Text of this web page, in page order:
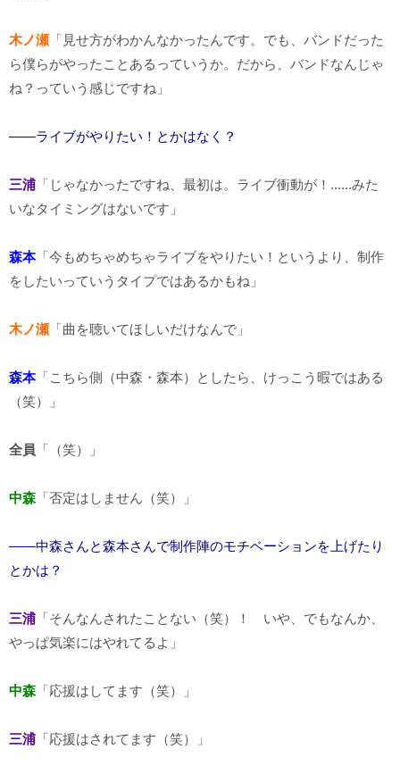
木ノ瀬 「見せ方がわかんなかったんです。でも、バンドだった
ら僕らがやったことあるっていうか。だから、バンドなんじゃ
ね？っていう感じですね」
――ライブがやりたい！とかはなく？
三浦 「じゃなかったですね、最初は。ライブ衝動が！......みた
いなタイミングはないです」
森本「今もめちゃめちゃライブをやりたい！というより、制作
をしたいっていうタイプではあるかもね」
木ノ瀬 「曲を聴いてほしいだけなんで」
森本「こちら側（中森・森本）としたら、けっこう暇ではある
（笑）」
全員 「（笑）」
中森 「否定はしません（笑）」
――中森さんと森本さんで制作陣のモチベーションを上げたり
とかは？
三浦 「そんなんされたことない（笑）！ いや、でもなんか、
やっぱ気楽にはやれてるよ」
中森 「応援はしてます（笑）」
三浦 「応援はされてます（笑）」